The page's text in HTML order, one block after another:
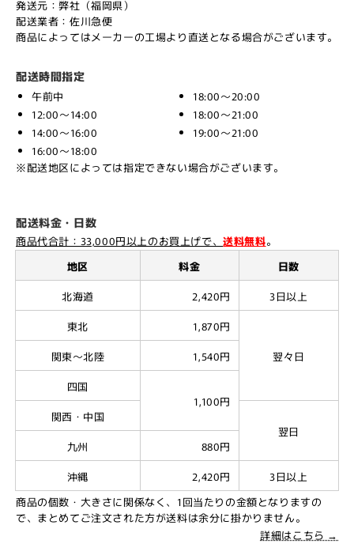
発送元：弊社（福岡県）
配送業者：佐川急便
商品によってはメーカーの工場より直送となる場合がございます。
配送時間指定
午前中
12:00～14:00
14:00～16:00
16:00～18:00
18:00～20:00
18:00～21:00
19:00～21:00
※配送地区によっては指定できない場合がございます。
配送料金・日数
商品代合計：33,000円以上のお買上げで、送料無料。
地区
料金
日数
北海道
2,420円
3日以上
東北
1,870円
翌々日
関東～北陸
1,540円
四国
1,100円
関西・中国
翌日
九州
880円
沖縄
2,420円
3日以上
商品の個数・大きさに関係なく、1回当たりの金額となりますの
で、まとめてご注文された方が送料は余分に掛かりません。
詳細はこちら →